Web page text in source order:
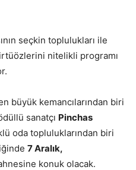
seçkin toplulukları ile
nitelikli programı
büyük kemancılarından biri
sanatçı Pinchas
oda topluluklarından biri
7 Aralık,
konuk olacak.